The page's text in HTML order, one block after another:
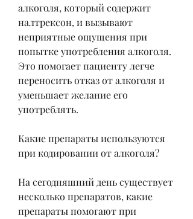
алкоголя, который содержит
налтрексон, и вызывают
неприятные ощущения при
попытке употребления алкоголя.
Это помогает пациенту легче
переносить отказ от алкоголя и
уменьшает желание его
употреблять.
Какие препараты используются
при кодировании от алкоголя?
На сегодняшний день существует
несколько препаратов, какие
препараты помогают при